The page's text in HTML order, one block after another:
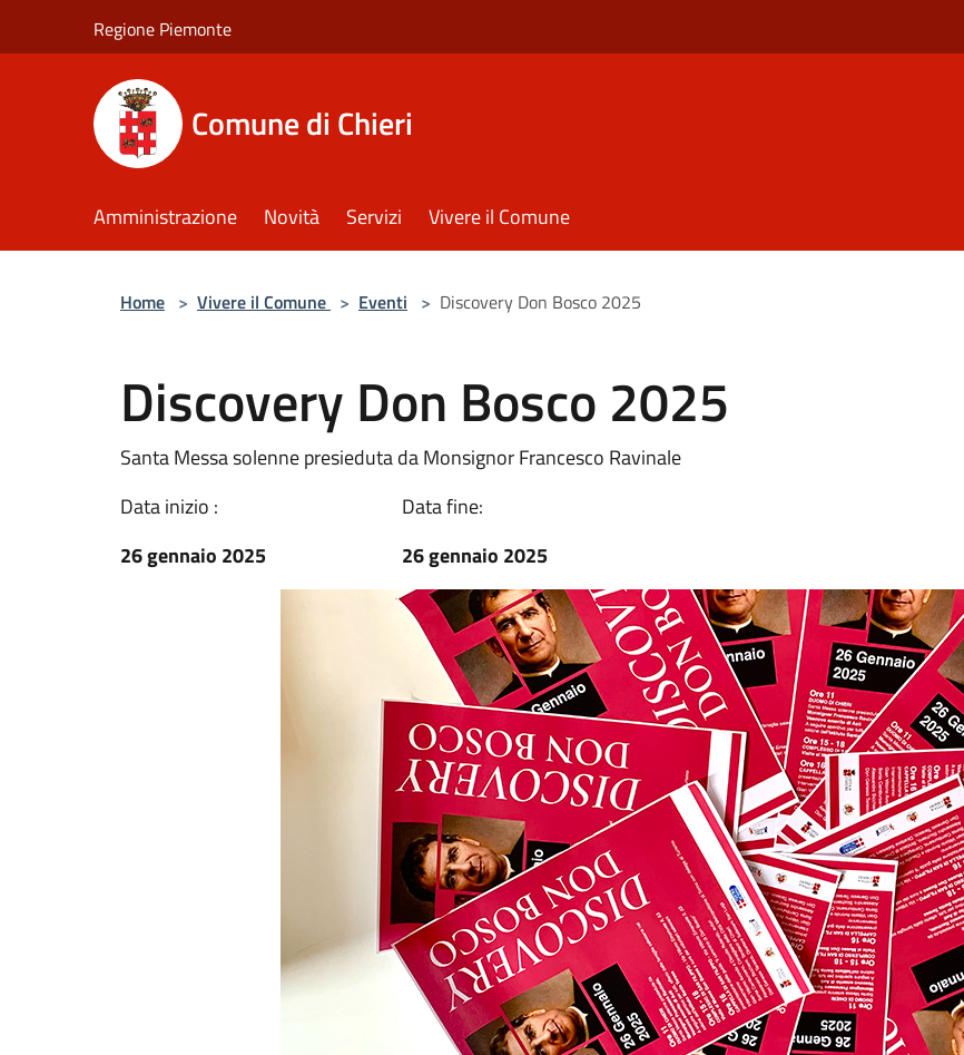
Regione Piemonte
Comune di Chieri
Amministrazione Novità Servizi Vivere il Comune
Home > Vivere il Comune > Eventi > Discovery Don Bosco 2025
Discovery Don Bosco 2025
Santa Messa solenne presieduta da Monsignor Francesco Ravinale
Data inizio :
26 gennaio 2025
Data fine:
26 gennaio 2025